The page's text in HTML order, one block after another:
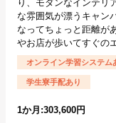
り、モダンなインテリ
な雰囲気が漂うキャン
なってちょっと距離が
やお店が歩いてすぐの
オンライン学習システム
学生寮手配あり
1か月:303,600円